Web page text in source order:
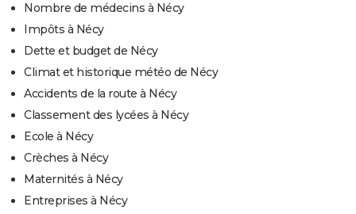
Nombre de médecins à Nécy
Impôts à Nécy
Dette et budget de Nécy
Climat et historique météo de Nécy
Accidents de la route à Nécy
Classement des lycées à Nécy
Ecole à Nécy
Crèches à Nécy
Maternités à Nécy
Entreprises à Nécy